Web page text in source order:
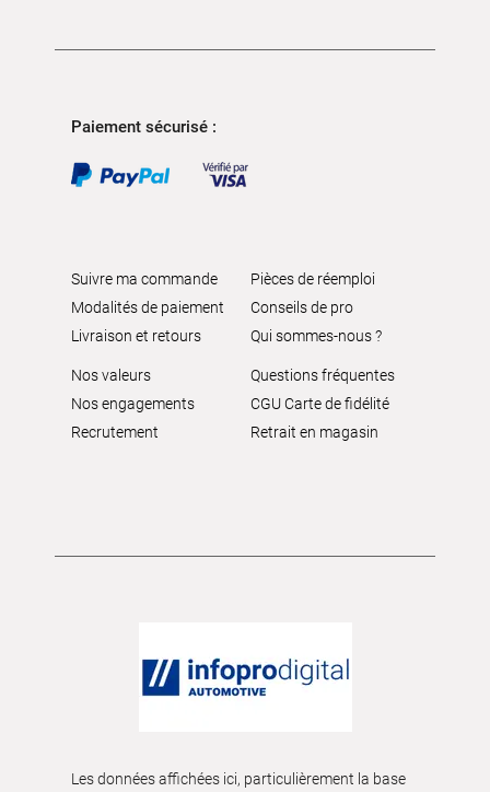
Paiement sécurisé :
Suivre ma commande
Modalités de paiement
Livraison et retours
Pièces de réemploi
Conseils de pro
Qui sommes-nous ?
Nos valeurs
Nos engagements
Recrutement
Questions fréquentes
CGU Carte de fidélité
Retrait en magasin
Les données affichées ici, particulièrement la base